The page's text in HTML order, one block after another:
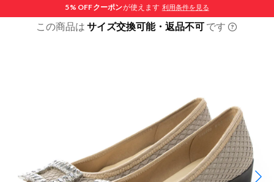
5% OFFクーポンが使えます 利用条件を見る
この商品は サイズ交換可能・返品不可 です